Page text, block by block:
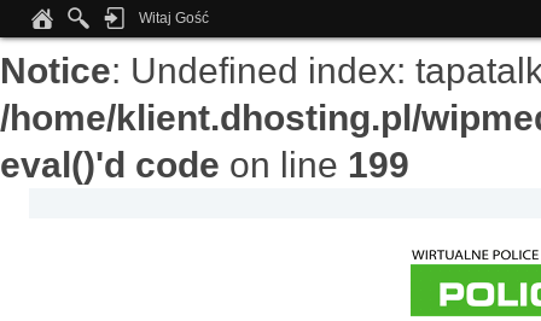
Notice: Undefined index:
/home/klient.dhosting.pl/
eval()'d code on line 199
Witaj Gość